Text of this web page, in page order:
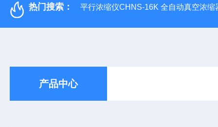
热门搜索： 平行浓缩仪CHNS-16K 全自动真空浓缩
产品中心